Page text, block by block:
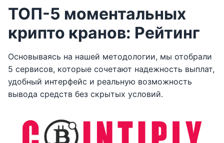
ТОП-5 моментальных
крипто кранов: Рейтинг
Основываясь на нашей методологии, мы отобрали
5 сервисов, которые сочетают надежность выплат,
удобный интерфейс и реальную возможность
вывода средств без скрытых условий.